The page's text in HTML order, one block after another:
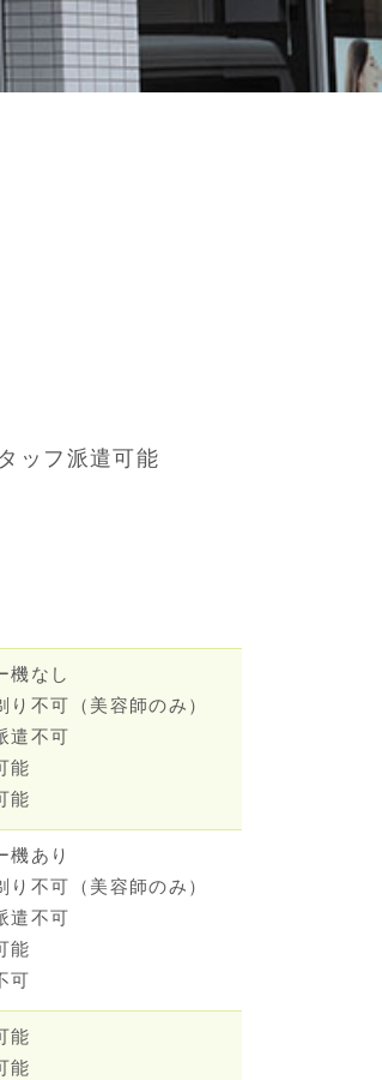
ッフ派遣可能
機なし
り不可（美容師のみ）
遣不可
能
能
機あり
り不可（美容師のみ）
遣不可
能
可
能
能